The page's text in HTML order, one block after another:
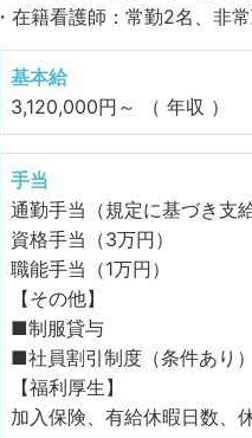
・在籍看護師：常勤2名、非
基本給
3,120,000円～ （ 年収 ）
手当
通勤手当（規定に基づき支給
資格手当（3万円）
職能手当（1万円）
【その他】
■制服貸与
■社員割引制度（条件あり）
【福利厚生】
加入保険、有給休暇日数、